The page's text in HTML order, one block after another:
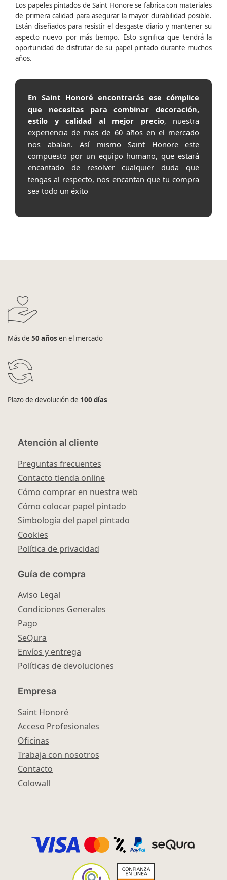
Los papeles pintados de Saint Honore se fabrica con materiales
de primera calidad para asegurar la mayor durabilidad posible.
Están diseñados para resistir el desgaste diario y mantener su
aspecto nuevo por más tiempo. Esto significa que tendrá la
oportunidad de disfrutar de su papel pintado durante muchos
años.
En Saint Honoré encontrarás ese cómplice
que necesitas para combinar decoración,
estilo y calidad al mejor precio, nuestra
experiencia de mas de 60 años en el mercado
nos abalan. Así mismo Saint Honore este
compuesto por un equipo humano, que estará
encantado de resolver cualquier duda que
tengas al respecto, nos encantan que tu compra
sea todo un éxito
Más de 50 años en el mercado
Plazo de devolución de 100 días
Atención al cliente
Preguntas frecuentes
Contacto tienda online
Cómo comprar en nuestra web
Cómo colocar papel pintado
Simbología del papel pintado
Cookies
Política de privacidad
Guía de compra
Aviso Legal
Condiciones Generales
Pago
SeQura
Envíos y entrega
Políticas de devoluciones
Empresa
Saint Honoré
Acceso Profesionales
Oficinas
Trabaja con nosotros
Contacto
Colowall